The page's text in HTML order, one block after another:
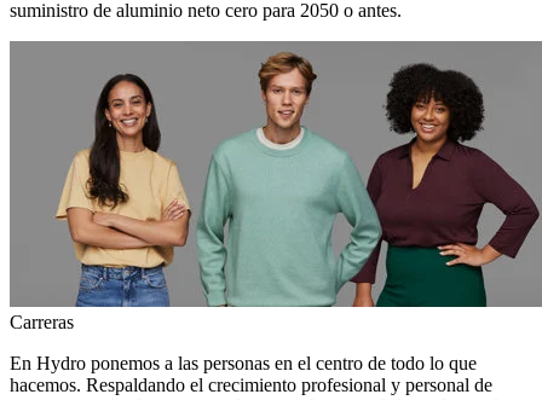
suministro de aluminio neto cero para 2050 o antes.
Carreras
En Hydro ponemos a las personas en el centro de todo lo que
hacemos. Respaldando el crecimiento profesional y personal de